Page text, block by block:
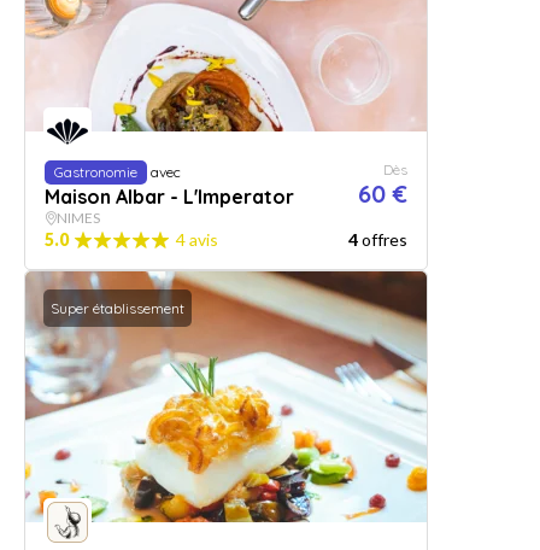
Gastronomie avec
Maison Albar - L'Imperator
Dès
60 €
NIMES
5.0 4 avis 4offres
Super établissement